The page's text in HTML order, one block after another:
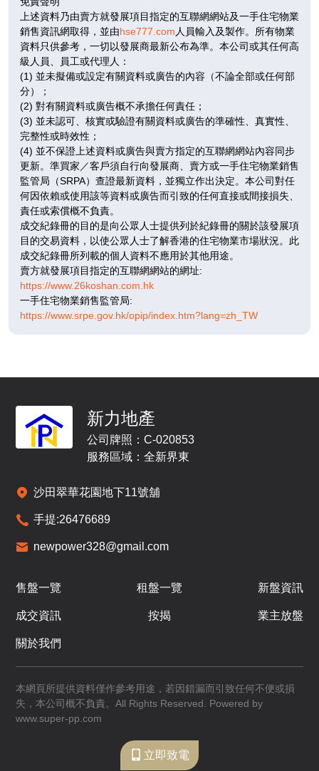
10
11
/
17
/
F
18
$346.02萬
已售
$552.54萬
已售
$550.6萬
已售
A
開放式
$351.19萬
已售
1房
$560.84萬
$558.86萬
A
201呎
開放式
$373.24萬
已售
B
283呎
$601.97萬
已售
C
264呎
$561.56萬
已售
A
201呎
B
1房
1房
A
折
$491.4萬
即將發售
B
開放式
即將發售
C
開放式
開放式
$387.53萬
B
開放式
1房
A
291呎
1房
B
265呎
$602.65萬
上述資料乃由賣方就發展項目指定的互聯網網站及一手住宅物業
銷售資訊網取得，並由hse777.com 人員輸入及製作。所有物業
資料只供參考，一切以發展商最新公布為準。本公司或其任何高
級人員、員工或代理人：
(1) 並未擬備或設定有關資料或廣告的內容（不論全部或任何部
分）；
(2) 對有關資料或廣告概不承擔任何責任；
(3) 並未認可、核實或驗證有關資料或廣告的準確性、真實性、
完整性或時效性；
(4) 並不保證上述資料或廣告與賣方指定的互聯網網站內容同步
更新。準買家／客戶須自行向發展商、賣方或一手住宅物業銷售
監管局（SRPA）查證最新資料，並獨立作出決定。本公司對任
何因依賴或使用該等資料或廣告而引致的任何直接或間接損失、
責任或索償概不負責。
成交紀錄冊的目的是向公眾人士提供列於紀錄冊的關於該發展項
目的交易資料，以使公眾人士了解香港的住宅物業市場狀況。此
成交紀錄冊所列載的個人資料不應用於其他用途。
賣方就發展項目指定的互聯網網站的網址:
https://www.26koshan.com.hk
一手住宅物業銷售監管局:
https://www.srpe.gov.hk/opip/index.htm?lang=zh_TW
新力地產
公司牌照：C-020853
服務區域：全新界東
沙田翠華花園地下11號舖
手提:26476689
newpower328@gmail.com
售盤一覽 租盤一覽 新盤資訊
成交資訊 按揭 業主放盤
關於我們
本網頁所提供資料僅作參考用途，若因錯漏而引致任何不便或損
失，本公司概不負責。All Rights Reserved. Powered by
www.super-pp.com
立即致電